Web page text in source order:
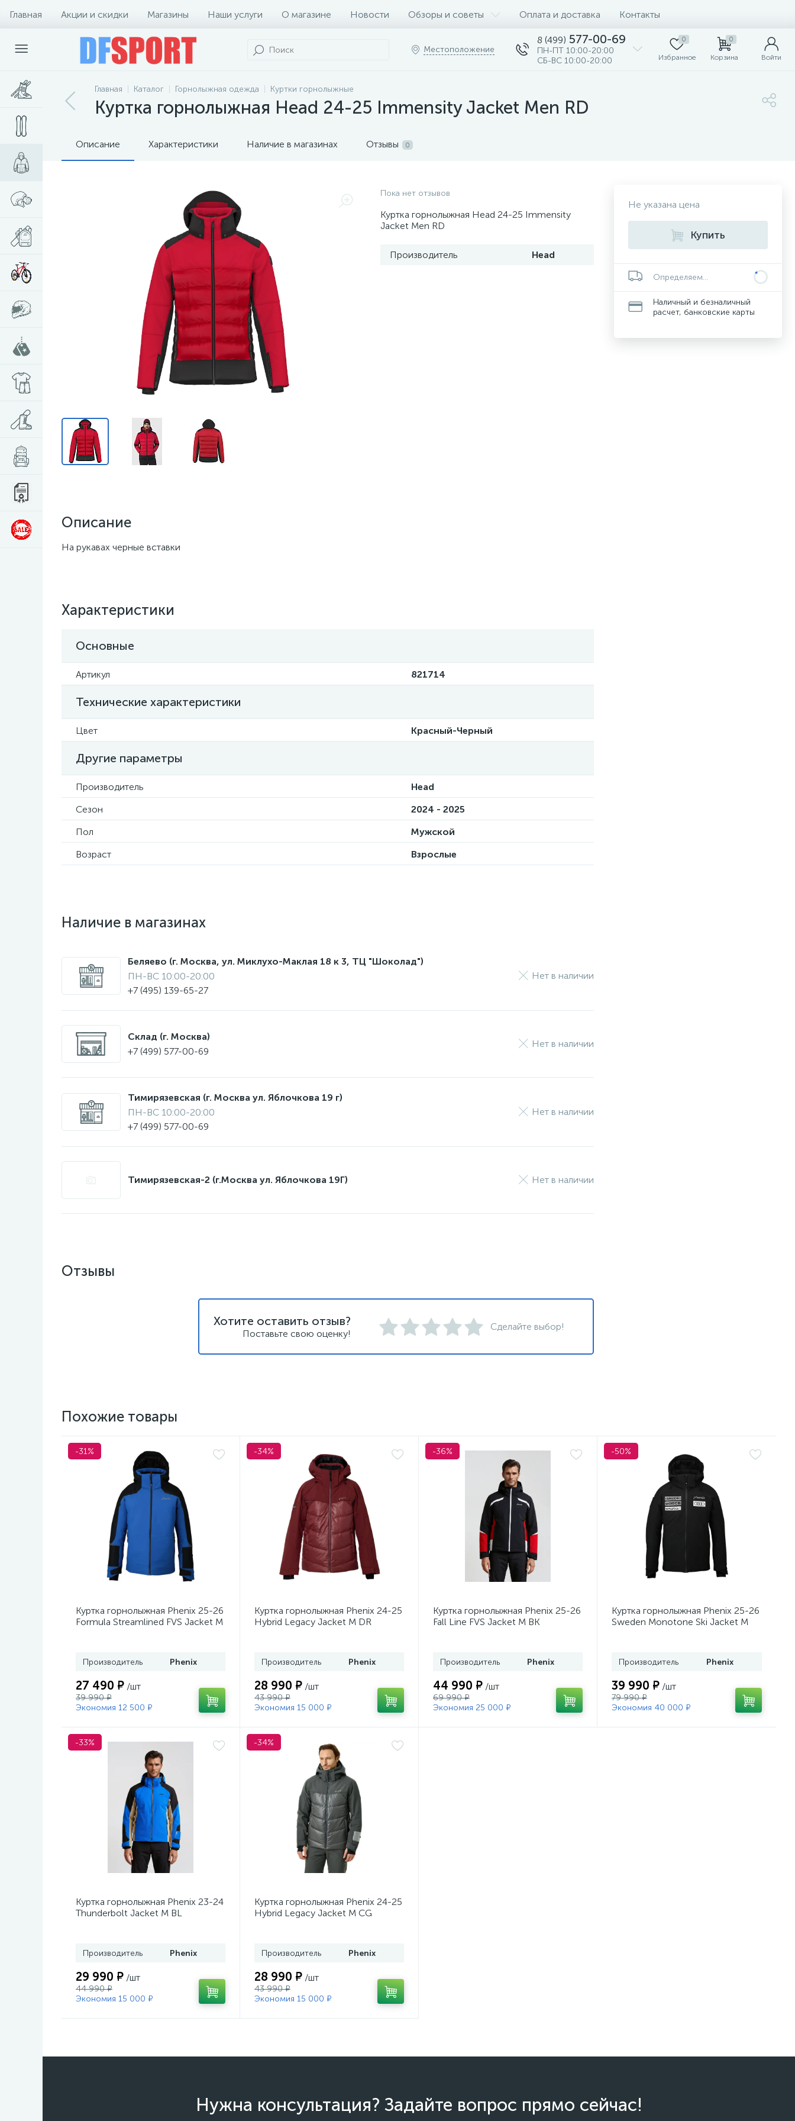
Главная Акции и скидки Магазины Наши услуги О магазине Новости Обзоры и советы Оплата и доставка Контакты
Местоположение
8 (499) 577-00-69
ПН-ПТ 10:00-20:00
СБ-ВС 10:00-20:00
0
Избранное
0
Корзина Войти
Главная Каталог Горнолыжная одежда Куртки горнолыжные
Куртка горнолыжная Head 24-25 Immensity Jacket Men RD
Описание Характеристики Наличие в магазинах Отзывы 0
Пока нет отзывов
Куртка горнолыжная Head 24-25 Immensity
Jacket Men RD
Производитель Head
Описание
На рукавах черные вставки
Характеристики
Основные
Артикул 821714
Технические характеристики
Цвет Красный-Черный
Другие параметры
Производитель
Head
Сезон
2024 - 2025
Пол
Мужской
Возраст
Взрослые
Наличие в магазинах
Беляево (г. Москва, ул. Миклухо-Маклая 18 к 3, ТЦ "Шоколад")
ПН-ВС 10:00-20:00
+7 (495) 139-65-27
Нет в наличии
Склад (г. Москва)
+7 (499) 577-00-69
Нет в наличии
Тимирязевская (г. Москва ул. Яблочкова 19 г)
ПН-ВС 10:00-20:00
+7 (499) 577-00-69
Нет в наличии
Тимирязевская-2 (г.Москва ул. Яблочкова 19Г) Нет в наличии
Не указана цена
Купить
Определяем...
Наличный и безналичный
расчет, банковские карты
Отзывы
Хотите оставить отзыв?
Поставьте свою оценку!
Сделайте выбор!
Похожие товары
-31%
Куртка горнолыжная Phenix 25-26
Formula Streamlined FVS Jacket M
Производитель Phenix
27 490 ₽ /шт
39 990 ₽
Экономия 12 500 ₽
-34%
Куртка горнолыжная Phenix 24-25
Hybrid Legacy Jacket M DR
Производитель Phenix
28 990 ₽ /шт
43 990 ₽
Экономия 15 000 ₽
-36%
Куртка горнолыжная Phenix 25-26
Fall Line FVS Jacket M BK
Производитель Phenix
44 990 ₽ /шт
69 990 ₽
Экономия 25 000 ₽
-50%
Куртка горнолыжная Phenix 25-26
Sweden Monotone Ski Jacket M
Производитель Phenix
39 990 ₽ /шт
79 990 ₽
Экономия 40 000 ₽
-33%
Куртка горнолыжная Phenix 23-24
Thunderbolt Jacket M BL
Производитель Phenix
29 990 ₽ /шт
44 990 ₽
Экономия 15 000 ₽
-34%
Куртка горнолыжная Phenix 24-25
Hybrid Legacy Jacket M CG
Производитель Phenix
28 990 ₽ /шт
43 990 ₽
Экономия 15 000 ₽
Нужна консультация? Задайте вопрос прямо сейчас!